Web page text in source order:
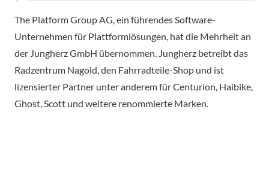
The Platform Group AG, ein führendes Software-
Unternehmen für Plattformlösungen, hat die Mehrheit an
der Jungherz GmbH übernommen. Jungherz betreibt das
Radzentrum Nagold, den Fahrradteile-Shop und ist
lizensierter Partner unter anderem für Centurion, Haibike,
Ghost, Scott und weitere renommierte Marken.